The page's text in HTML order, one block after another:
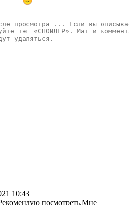
10:43
посмотреть.Мне